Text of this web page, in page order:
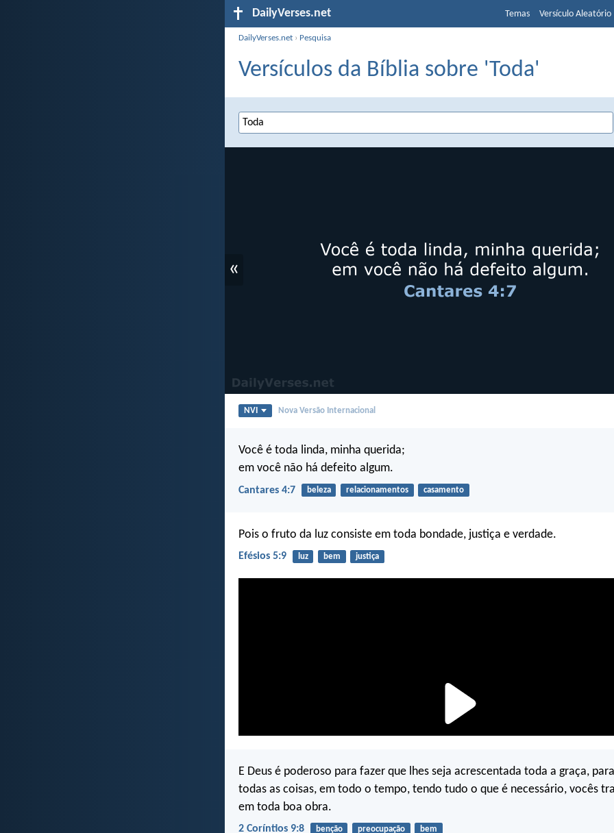
DailyVerses.net Temas Versículo Aleatório
DailyVerses.net › Pesquisa
Versículos da Bíblia sobre 'Toda'
«
NVI Nova Versão Internacional
Você é toda linda, minha querida;
em você não há defeito algum.
Cantares 4:7 beleza relacionamentos casamento
Pois o fruto da luz consiste em toda bondade, justiça e verdade.
Efésios 5:9 luz bem justiça
E Deus é poderoso para fazer que lhes seja acrescentada toda a graça,
todas as coisas, em todo o tempo, tendo tudo o que é necessário, vocês
em toda boa obra.
2 Coríntios 9:8 benção preocupação bem